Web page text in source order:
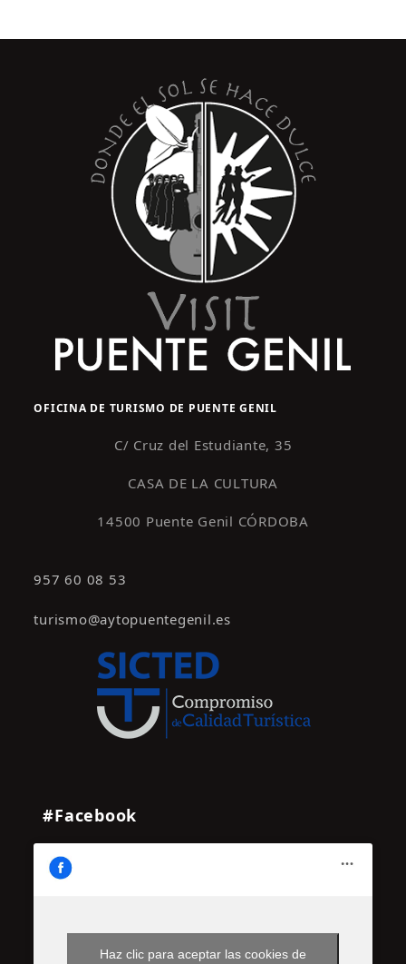
OFICINA DE TURISMO DE PUENTE GENIL
C/ Cruz del Estudiante, 35
CASA DE LA CULTURA
14500 Puente Genil CÓRDOBA
957 60 08 53
turismo@aytopuentegenil.es
#Facebook
Haz clic para aceptar las cookies de